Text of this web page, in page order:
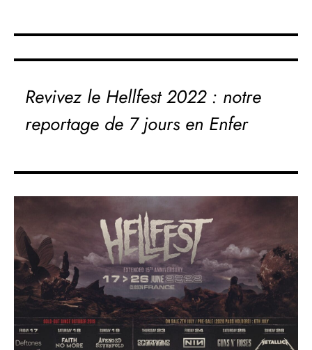
Revivez le Hellfest 2022 : notre
reportage de 7 jours en Enfer